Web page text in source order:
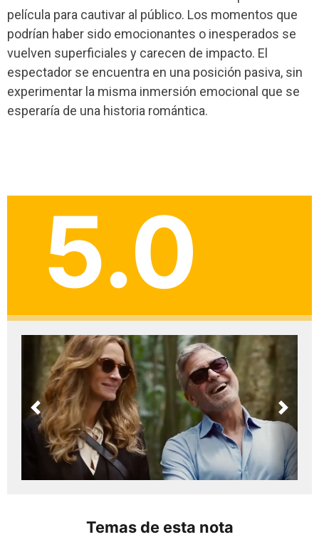
película para cautivar al público. Los momentos que
podrían haber sido emocionantes o inesperados se
vuelven superficiales y carecen de impacto. El
espectador se encuentra en una posición pasiva, sin
experimentar la misma inmersión emocional que se
esperaría de una historia romántica.
5.0
Previous Next
Temas de esta nota